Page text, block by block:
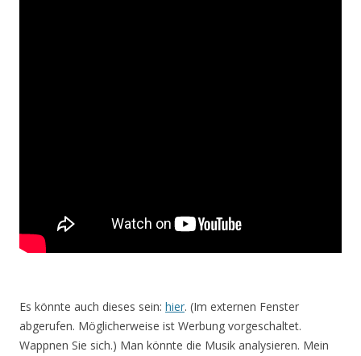
Es könnte auch dieses sein: hier. (Im externen Fenster
abgerufen. Möglicherweise ist Werbung vorgeschaltet.
Wappnen Sie sich.) Man könnte die Musik analysieren. Mein